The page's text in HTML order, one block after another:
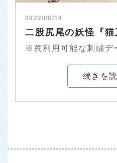
2022/08/14
二股尻尾の妖怪『
※商利用可能な刺繍デ
続きを